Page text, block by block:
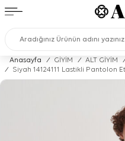
Anasayfa / GİYİM / ALT GİYİM /
/
Siyah 14124111 Lastikli Pantolon